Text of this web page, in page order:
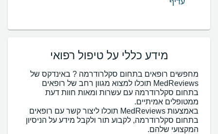
עדיף
מידע כללי על טיפול רפואי
מחפשים רופאים בתחום סקלרודרמה ? באינדקס של
MedReviews תוכלו למצוא מגוון רחב של רופאים
בתחום סקלרודרמה עם עשרות ומאות חוות דעת
באמצעות MedReviews תוכלו ליצור קשר עם רופאים
בתחום סקלרודרמה, לקבוע תור ולקבל מידע על הניסיון